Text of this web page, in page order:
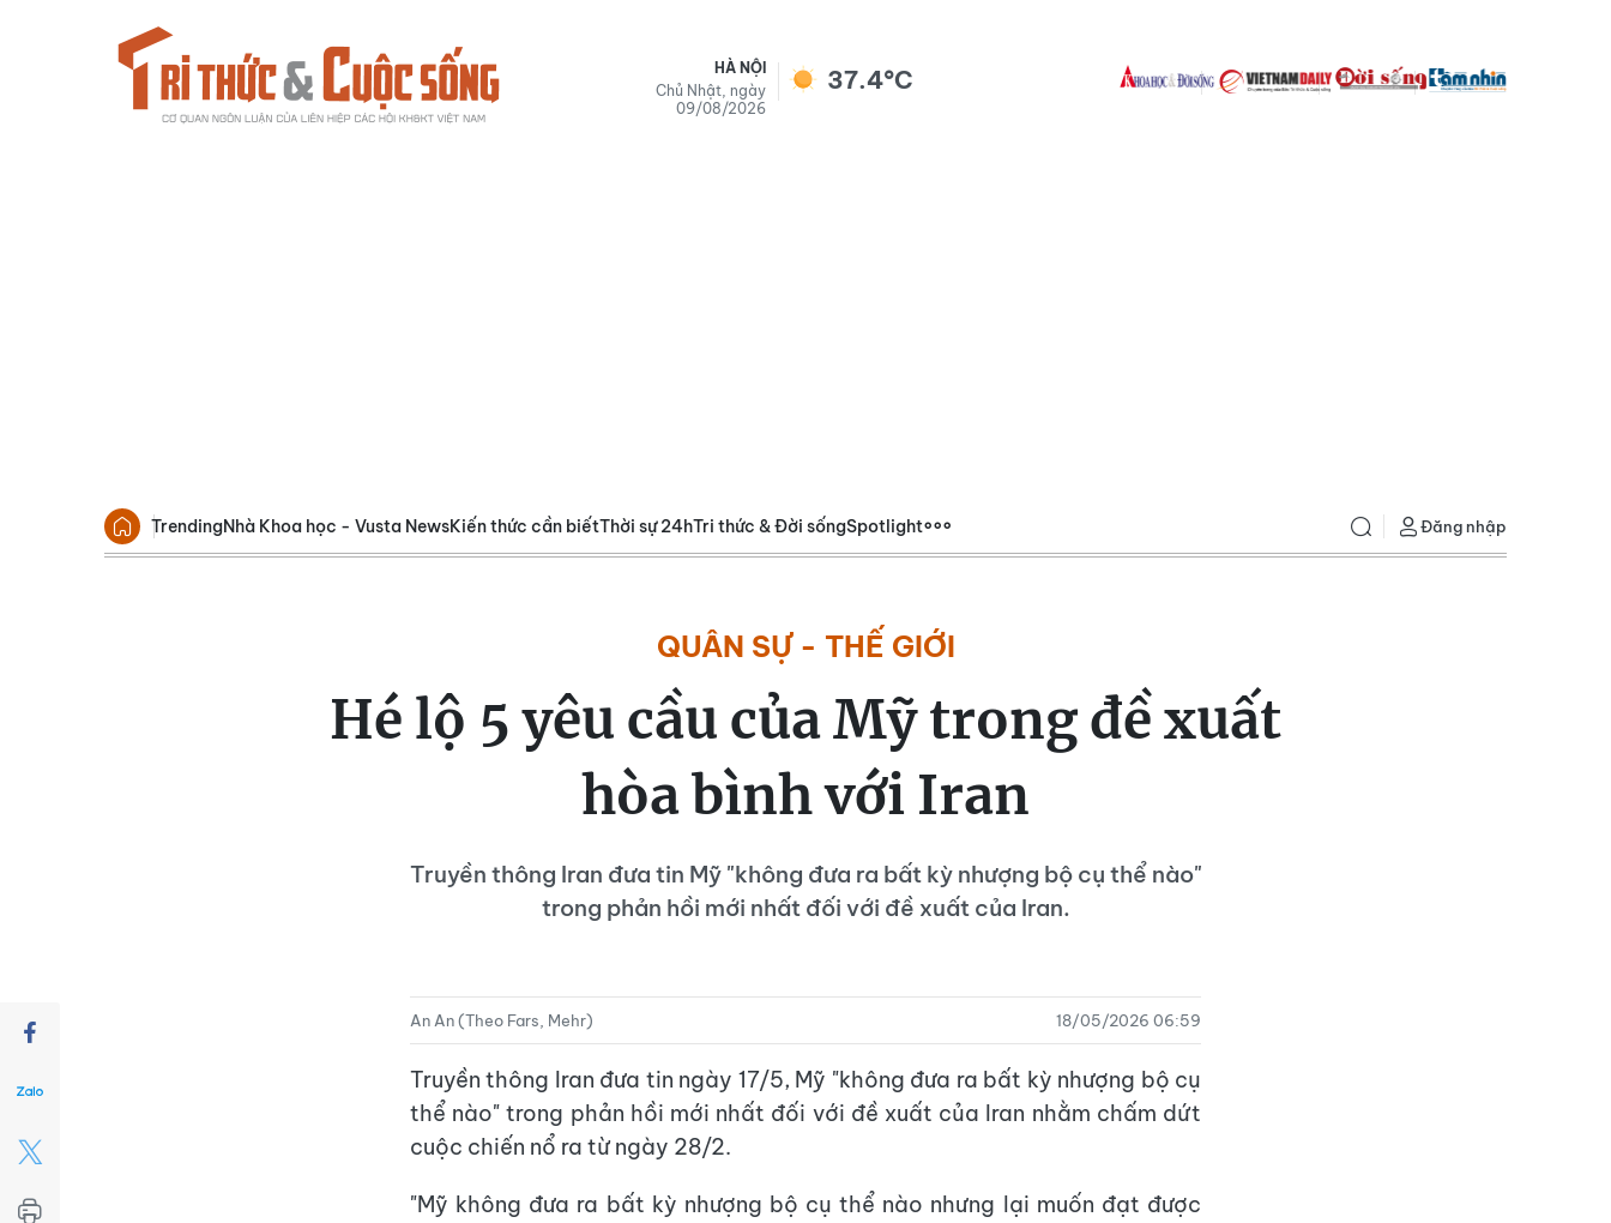
HÀ NỘI
Chủ Nhật, ngày
09/08/2026
37.4°C
TrendingNhà Khoa học - Vusta NewsKiến thức cần biếtThời sự 24hTri thức & Đời sốngSpotlight Đăng nhập
QUÂN SỰ - THẾ GIỚI
Hé lộ 5 yêu cầu của Mỹ trong đề xuất
hòa bình với Iran
Truyền thông Iran đưa tin Mỹ "không đưa ra bất kỳ nhượng bộ cụ thể nào"
trong phản hồi mới nhất đối với đề xuất của Iran.
An An (Theo Fars, Mehr) 18/05/2026 06:59
Truyền thông Iran đưa tin ngày 17/5, Mỹ "không đưa ra bất kỳ nhượng bộ cụ
thể nào" trong phản hồi mới nhất đối với đề xuất của Iran nhằm chấm dứt
cuộc chiến nổ ra từ ngày 28/2.
"Mỹ không đưa ra bất kỳ nhượng bộ cụ thể nào nhưng lại muốn đạt được